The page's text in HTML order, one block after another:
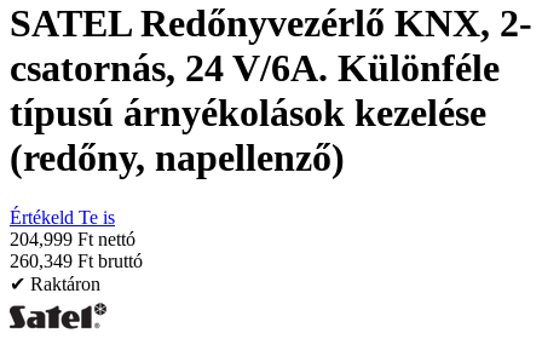
SATEL Redőnyvezérlő KNX, 2-
csatornás, 24 V/6A. Különféle
típusú árnyékolások kezelése
(redőny, napellenző)
Értékeld Te is
204,999 Ft nettó
260,349 Ft bruttó
✔ Raktáron